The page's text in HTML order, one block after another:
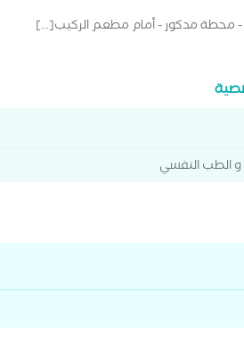
مدكور - أمام مطعم الركيب[...]
و الطب النفسي